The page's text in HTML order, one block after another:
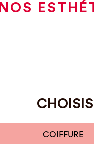
NOS
COIFFURE